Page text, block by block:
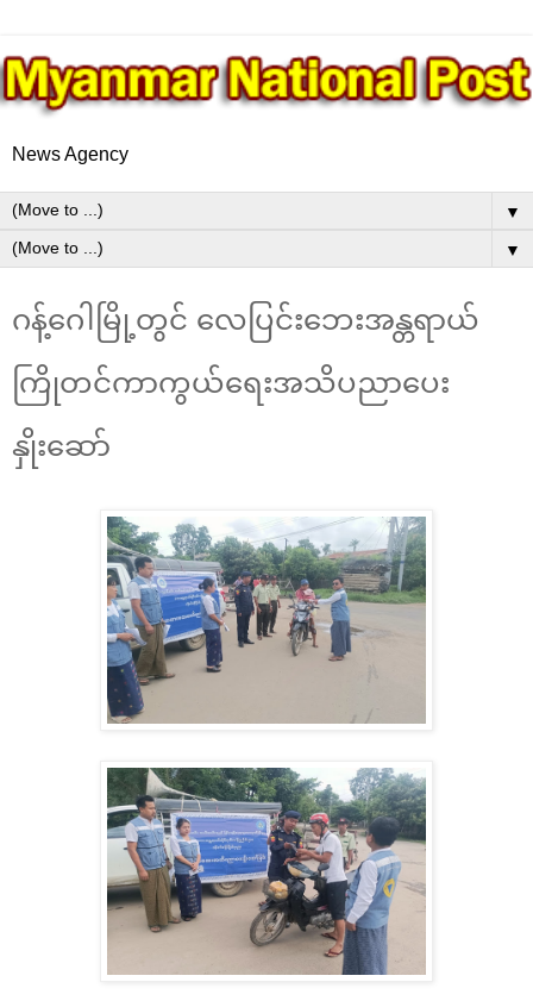
News Agency
▼
▼
ဂန့်ဂေါမြို့တွင် လေပြင်းဘေးအန္တရာယ်
ကြိုတင်ကာကွယ်ရေးအသိပညာပေး
နှိုးဆော်